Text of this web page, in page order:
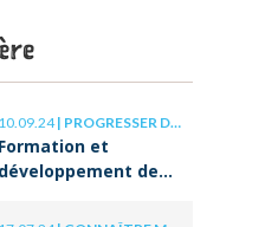
10.09.24| PROGRESSER DANS SA CARRIÈRE
Formation et
développement des
clés de la réussite à